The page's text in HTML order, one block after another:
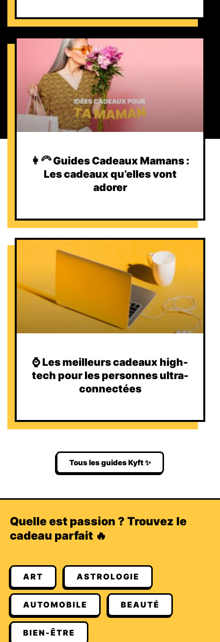
👩‍🦳 Guides Cadeaux Mamans :
Les cadeaux qu’elles vont
adorer
⌚️ Les meilleurs cadeaux high-
tech pour les personnes ultra-
connectées
Tous les guides Kyft ✨
Quelle est passion ? Trouvez le
cadeau parfait 🔥
ART ASTROLOGIE
AUTOMOBILE BEAUTÉ
BIEN-ÊTRE